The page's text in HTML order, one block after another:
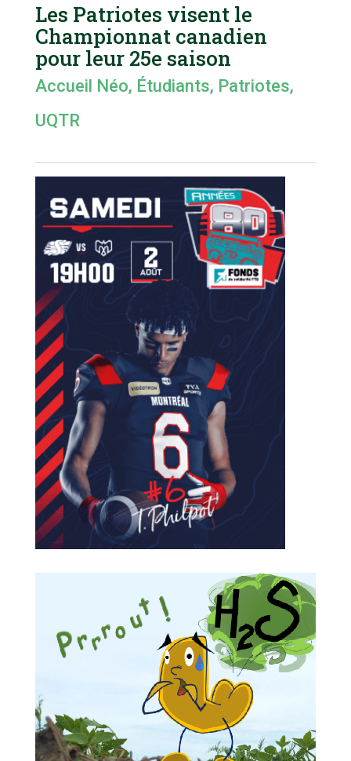
Les Patriotes visent le
Championnat canadien
pour leur 25e saison
Accueil Néo, Étudiants, Patriotes,
UQTR